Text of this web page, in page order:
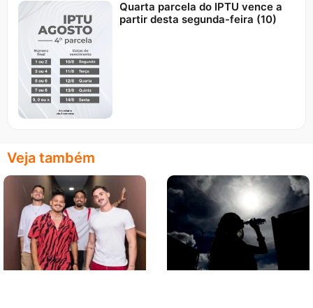
Quarta parcela do IPTU vence a
partir desta segunda-feira (10)
Veja também